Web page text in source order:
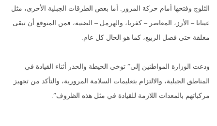
الثلوج وفتحها أمام حركة المرور. أما بعض الطرقات الجبلية الأخرى، مثل
عيناتا – الأرز، المعاصر – كفريا، والهرمل – الضنية، فمن المتوقع أن تبقى
مغلقة حتى فصل الربيع، كما هو الحال كل عام.
ودعت الوزارة المواطنين إلى” توخي الحيطة والحذر أثناء القيادة في
المناطق الجبلية، والالتزام بتعليمات السلامة المرورية، والتأكد من تجهيز
مركباتهم بالمعدات اللازمة للقيادة في مثل هذه الظروف”.